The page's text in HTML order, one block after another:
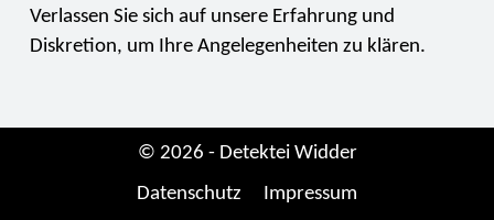
Verlassen Sie sich auf unsere Erfahrung und
Diskretion, um Ihre Angelegenheiten zu klären.
© 2026 - Detektei Widder
Datenschutz
Impressum